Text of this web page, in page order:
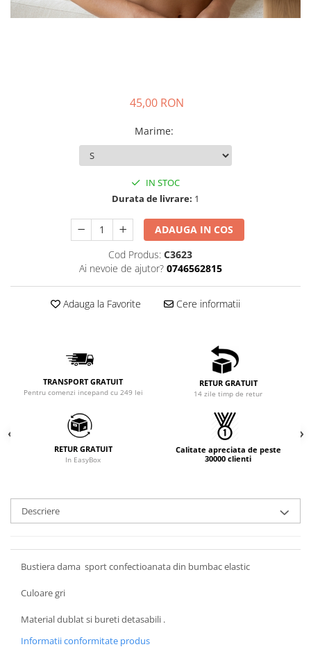
45,00 RON
Marime:
IN STOC
Durata de livrare: 1
ADAUGA IN COS
Cod Produs: C3623
Ai nevoie de ajutor? 0746562815
Adauga la Favorite Cere informatii
TRANSPORT GRATUIT
Pentru comenzi incepand cu 249 lei
RETUR GRATUIT
14 zile timp de retur
RETUR GRATUIT
In EasyBox
Calitate apreciata de peste
30000 clienti
Descriere
Bustiera dama sport confectioanata din bumbac elastic
Culoare gri
Material dublat si bureti detasabili .
Informatii conformitate produs